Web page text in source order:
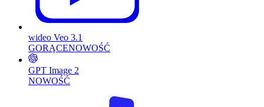
wideo Veo 3.1
GORĄCENOWOŚĆ
GPT Image 2
NOWOŚĆ